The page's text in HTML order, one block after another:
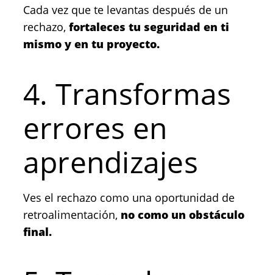
Cada vez que te levantas después de un
rechazo, fortaleces tu seguridad en ti
mismo y en tu proyecto.
4. Transformas
errores en
aprendizajes
Ves el rechazo como una oportunidad de
retroalimentación, no como un obstáculo
final.